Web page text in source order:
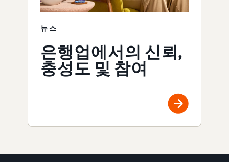
뉴스
은행업에서의 신뢰,
충성도 및 참여